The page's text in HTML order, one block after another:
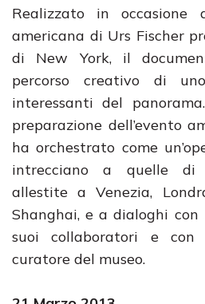
Realizzato in occasione
americana di Urs Fischer
di New York, il
percorso creativo di
interessanti del
preparazione dell’evento
ha orchestrato come
intrecciano a quelle di
allestite a Venezia,
Shanghai, e a dialoghi con
suoi collaboratori e con
curatore del museo.